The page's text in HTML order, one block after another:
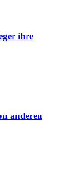
ihre
anderen